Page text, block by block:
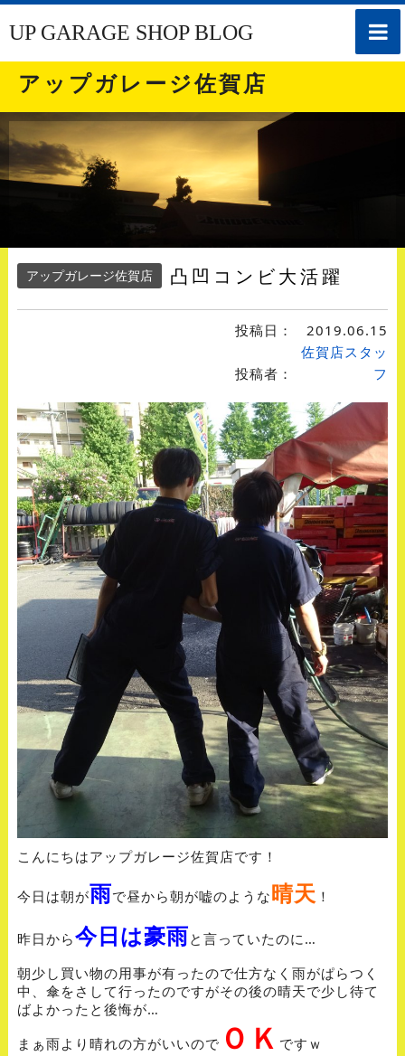
toggle
UP GARAGE SHOP BLOG
アップガレージ佐賀店
アップガレージ佐賀店 凸凹コンビ大活躍
投稿日： 2019.06.15
投稿者：
佐賀店スタッ
フ
こんにちはアップガレージ佐賀店です！
今日は朝が雨で昼から朝が嘘のような晴天 ！
昨日から今日は豪雨と言っていたのに…
朝少し買い物の用事が有ったので仕方なく雨がぱらつく
中、傘をさして行ったのですがその後の晴天で少し待て
ばよかったと後悔が…
まぁ雨より晴れの方がいいので ＯＫ ですｗ